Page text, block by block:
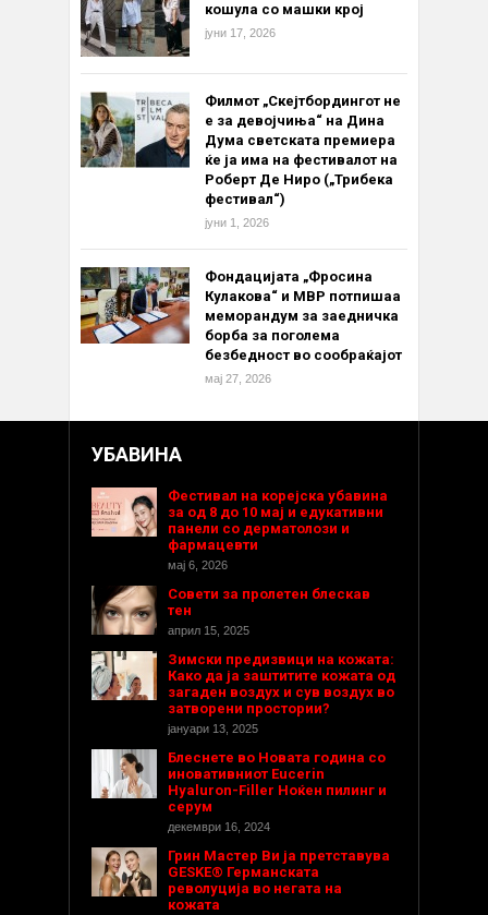
кошула со машки крој
јуни 17, 2026
Филмот „Скејтбордингот не
е за девојчиња“ на Дина
Дума светската премиера
ќе ја има на фестивалот на
Роберт Де Ниро („Трибека
фестивал“)
јуни 1, 2026
Фондацијата „Фросина
Кулакова“ и МВР потпишаа
меморандум за заедничка
борба за поголема
безбедност во сообраќајот
мај 27, 2026
УБАВИНА
Фестивал на корејска убавина
за од 8 до 10 мај и едукативни
панели со дерматолози и
фармацевти
мај 6, 2026
Совети за пролетен блескав
тен
април 15, 2025
Зимски предизвици на кожата:
Како да ја заштитите кожата од
загаден воздух и сув воздух во
затворени простории?
јануари 13, 2025
Блеснете во Новата година со
иновативниот Eucerin
Hyaluron-Filler Ноќен пилинг и
серум
декември 16, 2024
Грин Мастер Ви ја претставува
GESKE® Германската
револуција во негата на
кожата